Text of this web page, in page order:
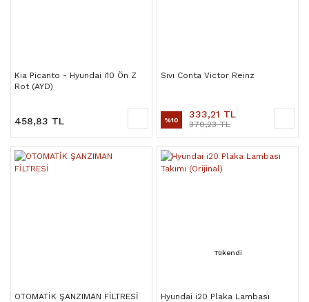
Kia Picanto - Hyundai i10 Ön Z
Rot (AYD)
458,83 TL
Sıvı Conta Victor Reinz
%10 333,21 TL
370,23 TL
OTOMATİK ŞANZIMAN FİLTRESİ
Tükendi
Hyundai i20 Plaka Lambası